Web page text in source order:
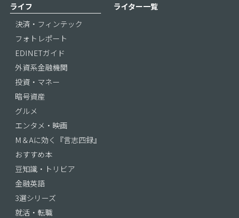
ライフ
決済・フィンテック
フォトレポート
EDINETガイド
外資系金融機関
投資・マネー
暗号資産
グルメ
エンタメ・映画
M＆Aに効く『言志四録』
おすすめ本
豆知識・トリビア
金融英語
3選シリーズ
就活・転職
ライター一覧